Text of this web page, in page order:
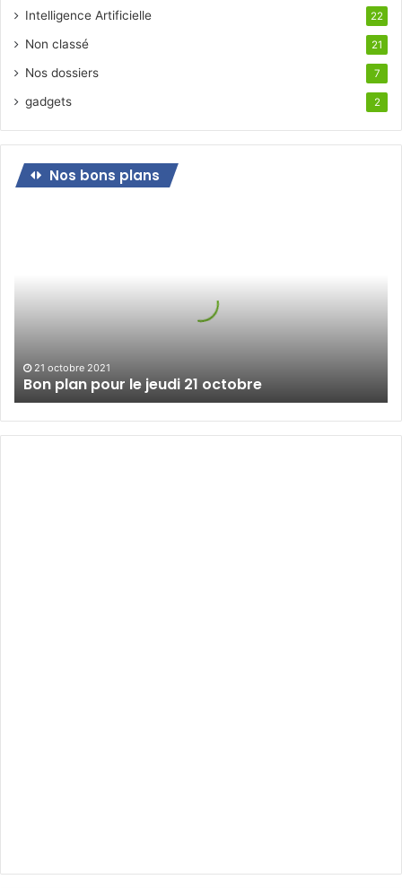
Intelligence Artificielle 22
Non classé 21
Nos dossiers 7
gadgets 2
Nos bons plans
21 octobre 2021
Bon plan pour le jeudi 21 octobre